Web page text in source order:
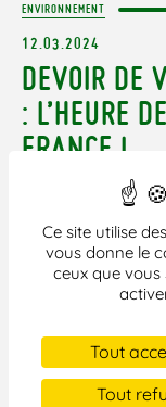
Ce site utilise
vous donne le
ceux que vous
Tout
Tout
ENVIRONNEMENT
12.03.2024
DEVOIR DE
: L’HEURE
FRANCE !
ENVIRONNEMENT
NON À LA
LIRE LA SUITE